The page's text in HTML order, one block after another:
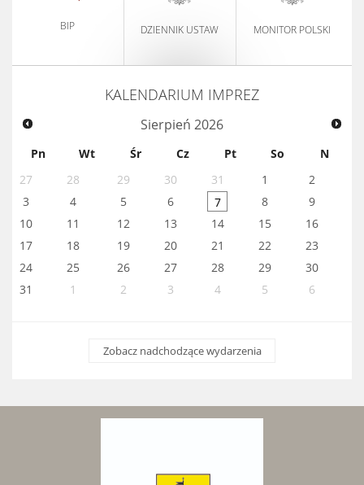
BIP DZIENNIK USTAW MONITOR POLSKI
KALENDARIUM IMPREZ
Sierpień 2026
Pn Wt Śr Cz Pt So
N
27
28 29 30 31 1
2
3
4 5 6 7 8
9
10
11 12 13 14 15
16
17
18 19 20 21 22
23
24
25 26 27 28 29
30
31
1 2 3 4 5 6
Zobacz nadchodzące wydarzenia